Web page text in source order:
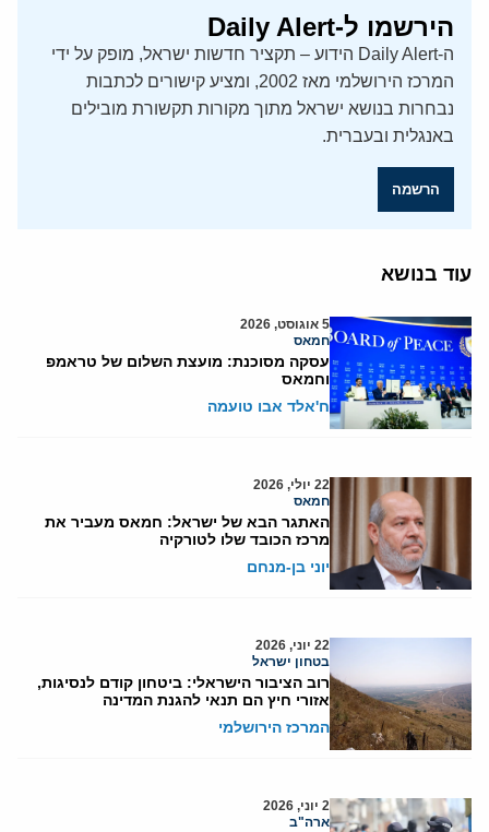
הירשמו ל-Daily Alert
ה-Daily Alert הידוע – תקציר חדשות ישראל, מופק על ידי
המרכז הירושלמי מאז 2002, ומציע קישורים לכתבות
נבחרות בנושא ישראל מתוך מקורות תקשורת מובילים
באנגלית ובעברית.
הרשמה
עוד בנושא
5 אוגוסט, 2026
חמאס
עסקה מסוכנת: מועצת השלום של טראמפ
וחמאס
ח'אלד אבו טועמה
22 יולי, 2026
חמאס
האתגר הבא של ישראל: חמאס מעביר את
מרכז הכובד שלו לטורקיה
יוני בן-מנחם
22 יוני, 2026
בטחון ישראל
רוב הציבור הישראלי: ביטחון קודם לנסיגות,
אזורי חיץ הם תנאי להגנת המדינה
המרכז הירושלמי
2 יוני, 2026
ארה"ב